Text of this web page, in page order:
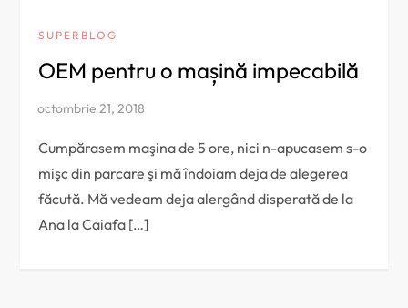
SUPERBLOG
OEM pentru o mașină impecabilă
Cumpărasem maşina de 5 ore, nici n-apucasem s-o
mişc din parcare şi mă îndoiam deja de alegerea
făcută. Mă vedeam deja alergând disperată de la
Ana la Caiafa […]